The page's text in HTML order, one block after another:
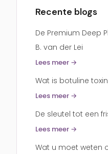
Recente blogs
De Premium Deep
B. van der Lei
Lees meer →
Wat is botuline
Lees meer →
De sleutel tot een
Lees meer →
Wat u moet weten